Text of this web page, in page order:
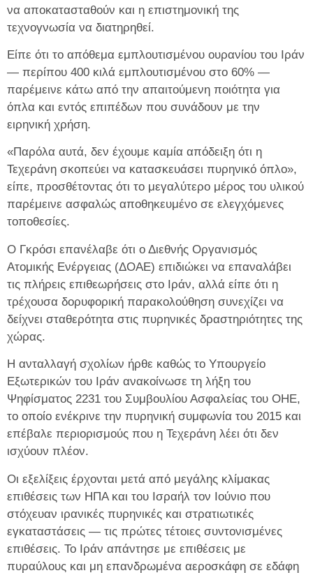
να αποκατασταθούν και η επιστημονική της
τεχνογνωσία να διατηρηθεί.
Είπε ότι το απόθεμα εμπλουτισμένου ουρανίου του Ιράν
— περίπου 400 κιλά εμπλουτισμένου στο 60% —
παρέμεινε κάτω από την απαιτούμενη ποιότητα για
όπλα και εντός επιπέδων που συνάδουν με την
ειρηνική χρήση.
«Παρόλα αυτά, δεν έχουμε καμία απόδειξη ότι η
Τεχεράνη σκοπεύει να κατασκευάσει πυρηνικό όπλο»,
είπε, προσθέτοντας ότι το μεγαλύτερο μέρος του υλικού
παρέμεινε ασφαλώς αποθηκευμένο σε ελεγχόμενες
τοποθεσίες.
Ο Γκρόσι επανέλαβε ότι ο Διεθνής Οργανισμός
Ατομικής Ενέργειας (ΔΟΑΕ) επιδιώκει να επαναλάβει
τις πλήρεις επιθεωρήσεις στο Ιράν, αλλά είπε ότι η
τρέχουσα δορυφορική παρακολούθηση συνεχίζει να
δείχνει σταθερότητα στις πυρηνικές δραστηριότητες της
χώρας.
Η ανταλλαγή σχολίων ήρθε καθώς το Υπουργείο
Εξωτερικών του Ιράν ανακοίνωσε τη λήξη του
Ψηφίσματος 2231 του Συμβουλίου Ασφαλείας του ΟΗΕ,
το οποίο ενέκρινε την πυρηνική συμφωνία του 2015 και
επέβαλε περιορισμούς που η Τεχεράνη λέει ότι δεν
ισχύουν πλέον.
Οι εξελίξεις έρχονται μετά από μεγάλης κλίμακας
επιθέσεις των ΗΠΑ και του Ισραήλ τον Ιούνιο που
στόχευαν ιρανικές πυρηνικές και στρατιωτικές
εγκαταστάσεις — τις πρώτες τέτοιες συντονισμένες
επιθέσεις. Το Ιράν απάντησε με επιθέσεις με
πυραύλους και μη επανδρωμένα αεροσκάφη σε εδάφη